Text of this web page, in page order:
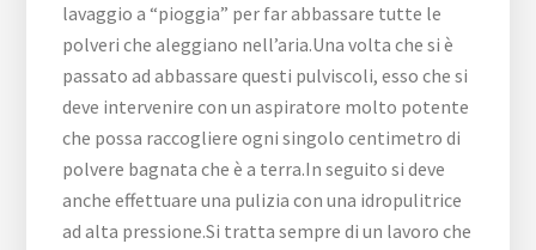
lavaggio a “pioggia” per far abbassare tutte le
polveri che aleggiano nell’aria.Una volta che si è
passato ad abbassare questi pulviscoli, esso che si
deve intervenire con un aspiratore molto potente
che possa raccogliere ogni singolo centimetro di
polvere bagnata che è a terra.In seguito si deve
anche effettuare una pulizia con una idropulitrice
ad alta pressione.Si tratta sempre di un lavoro che